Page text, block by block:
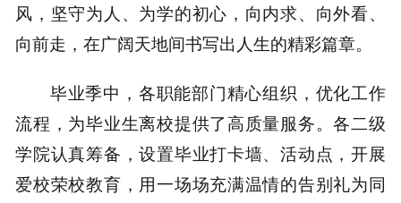
风，坚守为人、为学的初心，向内求、向外看、
向前走，在广阔天地间书写出人生的精彩篇章。
毕业季中，各职能部门精心组织，优化工作
流程，为毕业生离校提供了高质量服务。各二级
学院认真筹备，设置毕业打卡墙、活动点，开展
爱校荣校教育，用一场场充满温情的告别礼为同